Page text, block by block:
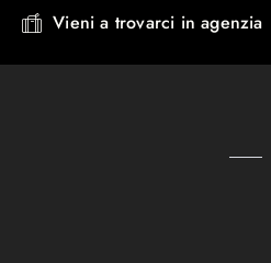
Vieni a trovarci in agenzia